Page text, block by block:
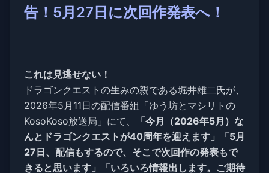
告！5月27日に次回作発表へ！
これは見逃せない！
ドラゴンクエストの生みの親である堀井雄二氏が、
2026年5月11日の配信番組「ゆう坊とマシリトの
KosoKoso放送局」にて、
「今月（2026年5月）な
んとドラゴンクエストが40周年を迎えます」「5月
27日、配信もするので、そこで次回作の発表もで
きると思います」「いろいろ情報出します。ご期待